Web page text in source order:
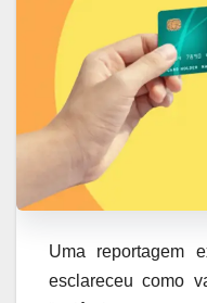
Uma reportagem
esclareceu como